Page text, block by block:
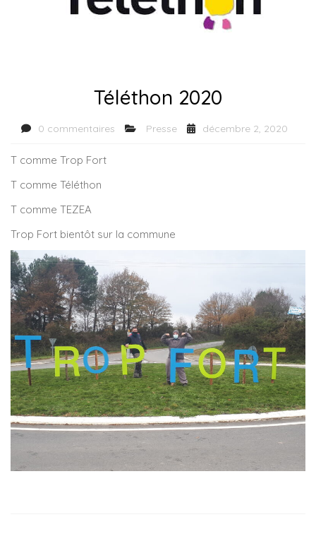
Téléthon 2020
0 commentaires Presse décembre 2, 2020
T comme Trop Fort
T comme Téléthon
T comme TEZEA
Trop Fort bientôt sur la commune